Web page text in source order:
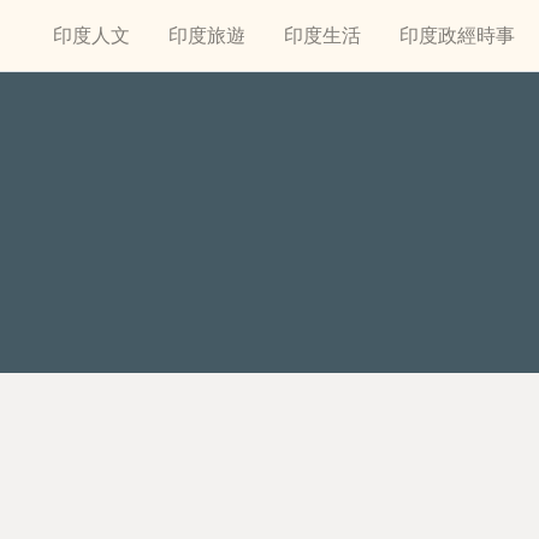
印度人文 印度旅遊 印度生活 印度政經時事